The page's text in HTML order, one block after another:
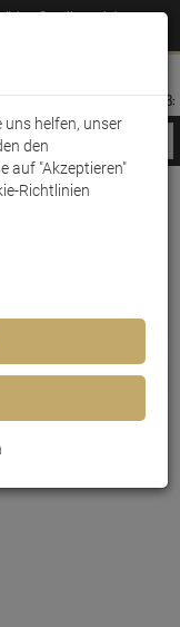
Bestellung erhalten
AUFKLAPPEN
MERKZETTEL
WARENKORB:
Baumarkt
uns helfen, unser
den
auf "Akzeptieren"
Richtlinien